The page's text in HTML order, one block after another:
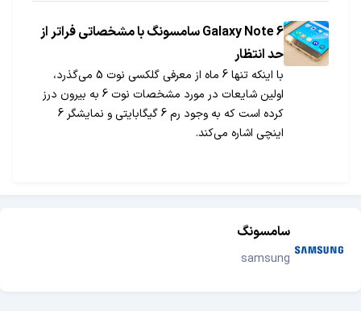
6 Galaxy Note سامسونگ با مشخصاتی فراتر از
حد انتظار
با اینکه تنها 6 ماه از معرفی گلکسی نوت 5 می‌گذرد،
اولین شایعات در مورد مشخصات نوت 6 به بیرون درز
کرده است که به وجود رم 6 گیگابایتی و نمایشگر 6
اینچی اشاره می‌کند.
سامسونگ
samsung